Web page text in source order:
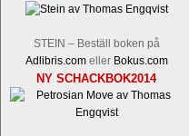
STEIN – Beställ boken på
Adlibris.comeller Bokus.com
NY SCHACKBOK2014